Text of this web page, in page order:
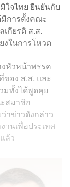
ใจไทย ยืนยันกับ
มีการตั้งคณะ
กียรติ ส.ส.
งในการโหวต
หัวหน้าพรรค
อง ส.ส. และ
มทั้งได้พูดคุย
สมาชิก
าข่าวดังกล่าว
านเพื่อประเทศ
ล้ว